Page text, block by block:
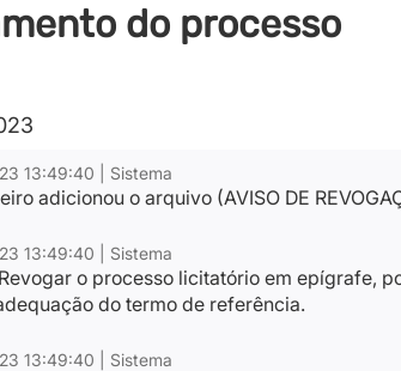
do processo
13:49:40 | Sistema
adicionou o arquivo (AVISO DE
13:49:40 | Sistema
o processo licitatório em epígrafe,
do termo de referência.
13:49:40 | Sistema